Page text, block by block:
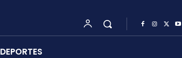
DEPORTES